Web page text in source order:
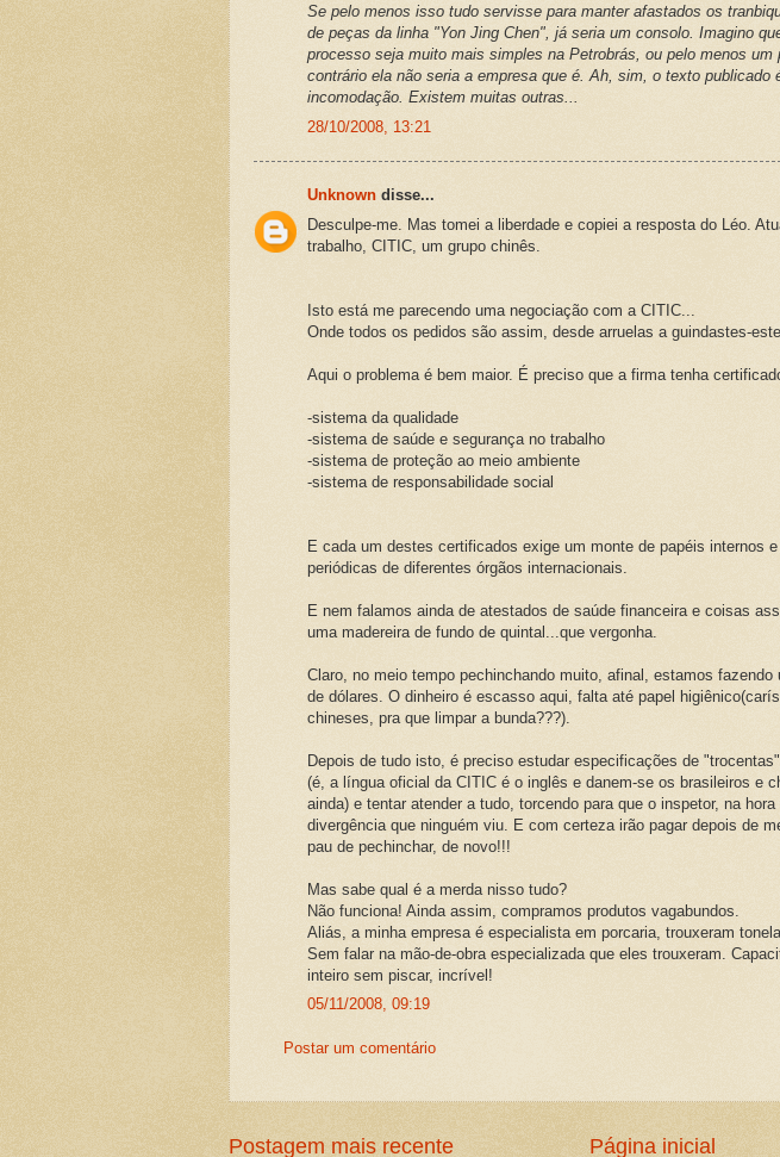
Se pelo menos isso tudo servisse para manter afastados os
de peças da linha "Yon Jing Chen", já seria um consolo. Imagino
processo seja muito mais simples na Petrobrás, ou pelo menos
contrário ela não seria a empresa que é. Ah, sim, o texto publicado
incomodação. Existem muitas outras...
28/10/2008, 13:21
Unknown disse...
Desculpe-me. Mas tomei a liberdade e copiei a resposta do Léo.
trabalho, CITIC, um grupo chinês.
Isto está me parecendo uma negociação com a CITIC...
Onde todos os pedidos são assim, desde arruelas a guindastes-
Aqui o problema é bem maior. É preciso que a firma tenha
-sistema da qualidade
-sistema de saúde e segurança no trabalho
-sistema de proteção ao meio ambiente
-sistema de responsabilidade social
E cada um destes certificados exige um monte de papéis internos
periódicas de diferentes órgãos internacionais.
E nem falamos ainda de atestados de saúde financeira e coisas
uma madereira de fundo de quintal...que vergonha.
Claro, no meio tempo pechinchando muito, afinal, estamos fazendo
de dólares. O dinheiro é escasso aqui, falta até papel
chineses, pra que limpar a bunda???).
Depois de tudo isto, é preciso estudar especificações de
(é, a língua oficial da CITIC é o inglês e danem-se os brasileiros e
ainda) e tentar atender a tudo, torcendo para que o inspetor, na
divergência que ninguém viu. E com certeza irão pagar depois de
pau de pechinchar, de novo!!!
Mas sabe qual é a merda nisso tudo?
Não funciona! Ainda assim, compramos produtos vagabundos.
Aliás, a minha empresa é especialista em porcaria, trouxeram
Sem falar na mão-de-obra especializada que eles trouxeram.
inteiro sem piscar, incrível!
05/11/2008, 09:19
Postar um comentário
Postagem mais recente Página inicial